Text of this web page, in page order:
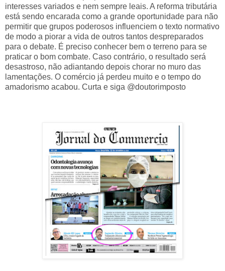
interesses variados e nem sempre leais. A reforma tributária
está sendo encarada como a grande oportunidade para não
permitir que grupos poderosos influenciem o texto normativo
de modo a piorar a vida de outros tantos despreparados
para o debate. É preciso conhecer bem o terreno para se
praticar o bom combate. Caso contrário, o resultado será
desastroso, não adiantando depois chorar no muro das
lamentações. O comércio já perdeu muito e o tempo do
amadorismo acabou. Curta e siga @doutorimposto